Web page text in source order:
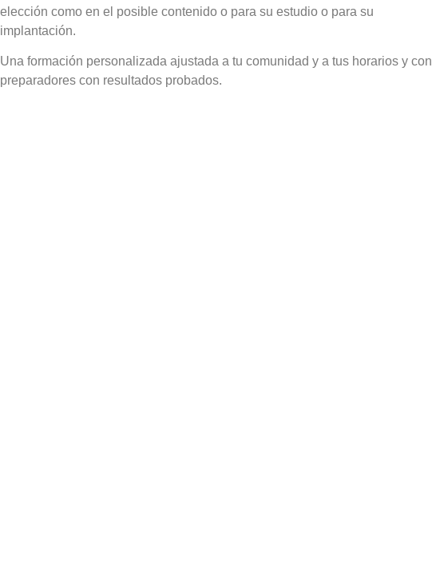
elección como en el posible contenido o para su estudio o para su
implantación.
Una formación personalizada ajustada a tu comunidad y a tus horarios y con
preparadores con resultados probados.